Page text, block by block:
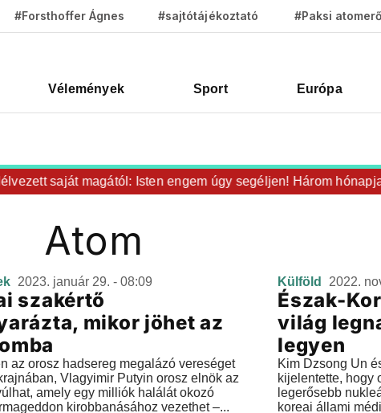
#Forsthoffer Ágnes #sajtótájékoztató #Paksi
Vélemények Sport Európa
saját magától: Isten engem úgy segéljen! Három
Atom
2023. január 29. - 08:09
szakértő
mikor jöhet az
az orosz hadsereg megalázó vereséget
Vlagyimir Putyin orosz elnök az
amely egy milliók halálát okozó
kirobbanásához vezethet –...
Külföld 2022.
Észak-
világ
legyen
Kim Dzsong Un
kijelentette, hogy
legerősebb
koreai állami